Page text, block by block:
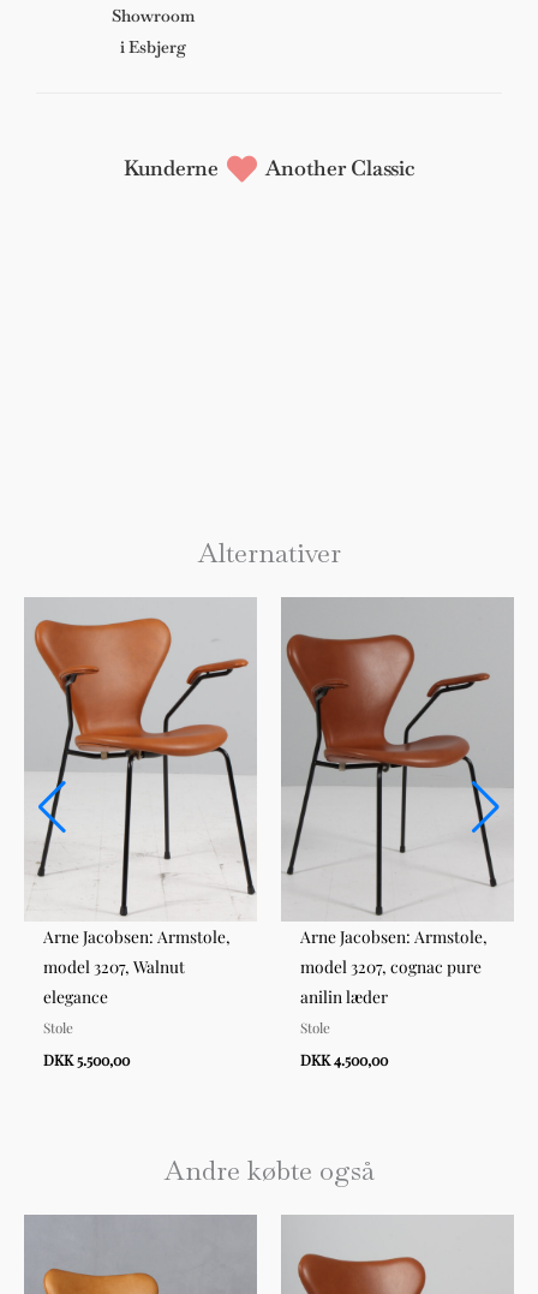
Showroom
i Esbjerg
Kunderne Another Classic
Alternativer
Arne Jacobsen: Armstole,
model 3207, Walnut
elegance
Stole
DKK 5.500,00
Arne Jacobsen: Armstole,
model 3207, cognac pure
anilin læder
Stole
DKK 4.500,00
Andre købte også